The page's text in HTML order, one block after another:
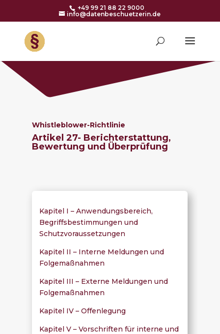
+49 99 21 88 22 9000
info@datenbeschuetzerin.de
Whistleblower-Richtlinie
Artikel 27- Berichterstattung,
Bewertung und Überprüfung
Kapitel I – Anwendungsbereich,
Begriffsbestimmungen und
Schutzvoraussetzungen
Kapitel II – Interne Meldungen und
Folgemaßnahmen
Kapitel III – Externe Meldungen und
Folgemaßnahmen
Kapitel IV – Offenlegung
Kapitel V – Vorschriften für interne und